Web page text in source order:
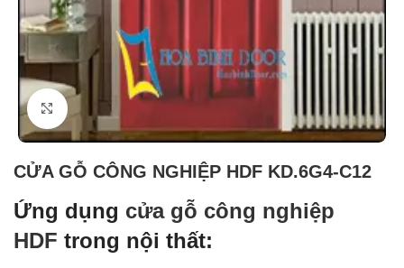
Click to enlarge
CỬA GỖ CÔNG NGHIỆP HDF KD.6G4-C12
Ứng dụng cửa gỗ công nghiệp
HDF trong nội thất: